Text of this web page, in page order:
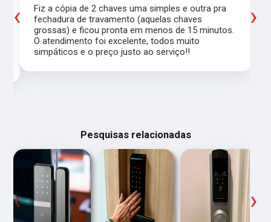
Fiz a cópia de 2 chaves uma simples e outra pra
fechadura de travamento (aquelas chaves
grossas) e ficou pronta em menos de 15 minutos.
O atendimento foi excelente, todos muito
simpáticos e o preço justo ao serviço!!
‹ ›
Pesquisas relacionadas
‹ ›